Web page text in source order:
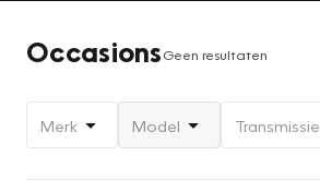
OccasionsGeen resultaten
Merk Model Transmissie